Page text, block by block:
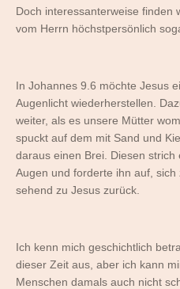
Doch interessanterweise finden
vom Herrn höchstpersönlich
In Johannes 9.6 möchte Jesus
Augenlicht wiederherstellen.
weiter, als es unsere Mütter
spuckt auf dem mit Sand und
daraus einen Brei. Diesen
Augen und forderte ihn auf,
sehend zu Jesus zurück.
Ich kenn mich geschichtlich
dieser Zeit aus, aber ich kann
Menschen damals auch nicht